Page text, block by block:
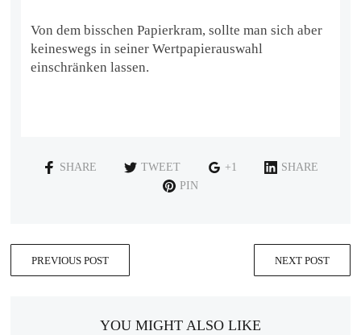
Von dem bisschen Papierkram, sollte man sich aber
keineswegs in seiner Wertpapierauswahl
einschränken lassen.
SHARE TWEET +1
SHARE
PIN
PREVIOUS POST NEXT POST
YOU MIGHT ALSO LIKE